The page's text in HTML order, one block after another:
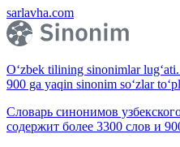
sarlavha.com
O‘zbek tilining sinonimlar
900 ga yaqin sinonim so‘zlar
Словарь синонимов
содержит более 3300 слов и